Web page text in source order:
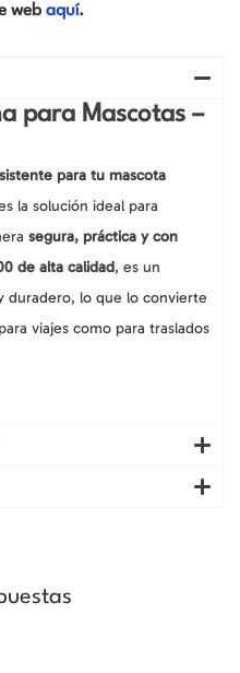
web aquí.
para Mascotas –
para tu mascota
la solución ideal para
segura, práctica y con
de alta calidad, es un
duradero, lo que lo convierte
viajes como para traslados